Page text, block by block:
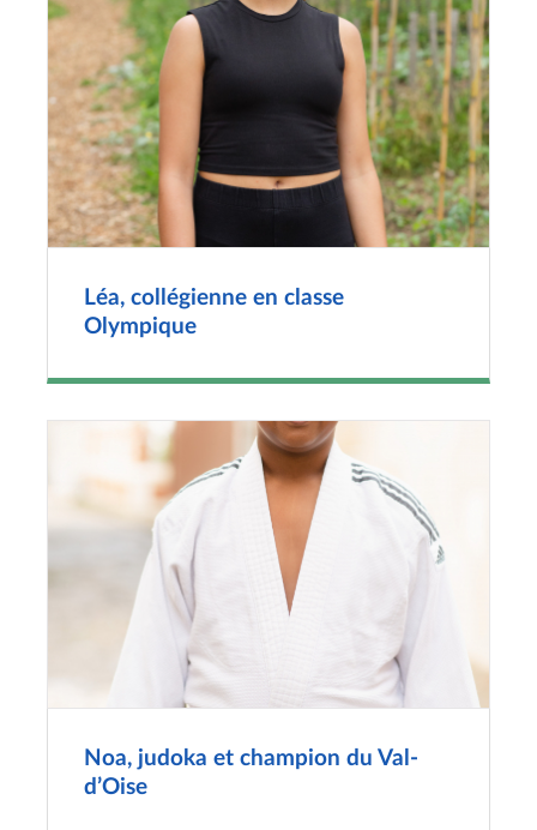
Léa, collégienne en classe
Olympique
Noa, judoka et champion du Val-
d’Oise